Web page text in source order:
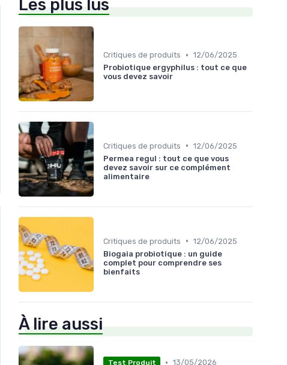
Les plus lus
Critiques de produits • 12/06/2025
Probiotique ergyphilus : tout ce que
vous devez savoir
Critiques de produits • 12/06/2025
Permea regul : tout ce que vous
devez savoir sur ce complément
alimentaire
Critiques de produits • 12/06/2025
Biogaia probiotique : un guide
complet pour comprendre ses
bienfaits
À lire aussi
Test Produit • 13/05/2026